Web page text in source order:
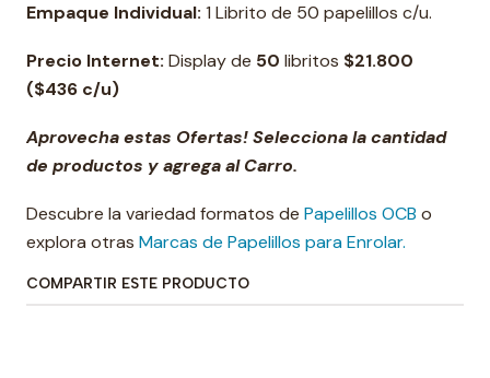
Empaque Individual: 1 Librito de 50 papelillos c/u.
Precio Internet: Display de 50 libritos $21.800
($436 c/u)
Aprovecha estas Ofertas! Selecciona la cantidad
de productos y agrega al Carro.
Descubre la variedad formatos de Papelillos OCB o
explora otras Marcas de Papelillos para Enrolar.
COMPARTIR ESTE PRODUCTO